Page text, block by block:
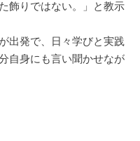
飾りではない。」と教示
出発で、日々学びと実践
自身にも言い聞かせなが